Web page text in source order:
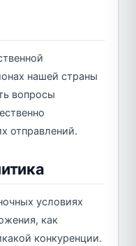
нашей страны
вопросы
отправлений.
условиях
как
конкуренции.